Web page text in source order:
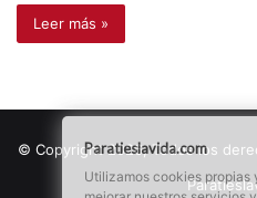
Leer más »
© Copyright 2026, Todos los
Paratieslavida.com
Utilizamos cookies propias